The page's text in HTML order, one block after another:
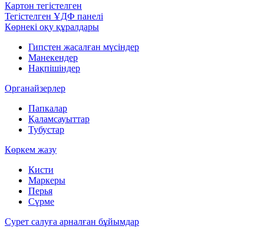
Картон тегістелген
Тегістелген ҰДФ панелі
Көрнекі оқу құралдары
Гипстен жасалған мүсіндер
Манекендер
Нақпішіндер
Органайзерлер
Папкалар
Қаламсауыттар
Тубустар
Көркем жазу
Кисти
Маркеры
Перья
Сүрме
Сурет салуға арналған бұйымдар